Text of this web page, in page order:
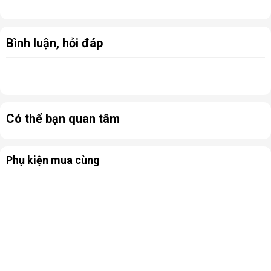
Bình luận, hỏi đáp
Có thể bạn quan tâm
Phụ kiện mua cùng